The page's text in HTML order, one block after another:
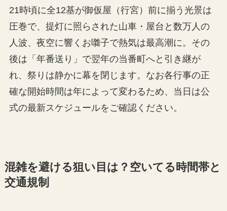
21時頃に全12基が御仮屋（行宮）前に揃う光景は
圧巻で、提灯に照らされた山車・屋台と数万人の
人波、夜空に響くお囃子で熱気は最高潮に。その
後は「年番送り」で翌年の当番町へと引き継が
れ、祭りは静かに幕を閉じます。なお各行事の正
確な開始時間は年によって変わるため、当日は公
式の最新スケジュールをご確認ください。
混雑を避ける狙い目は？空いてる時間帯と
交通規制